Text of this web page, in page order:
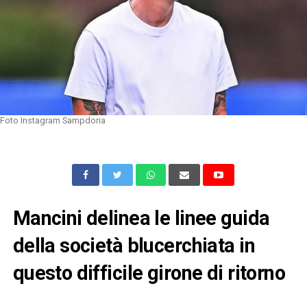
Foto Instagram Sampdoria
Mancini delinea le linee guida
della società blucerchiata in
questo difficile girone di ritorno